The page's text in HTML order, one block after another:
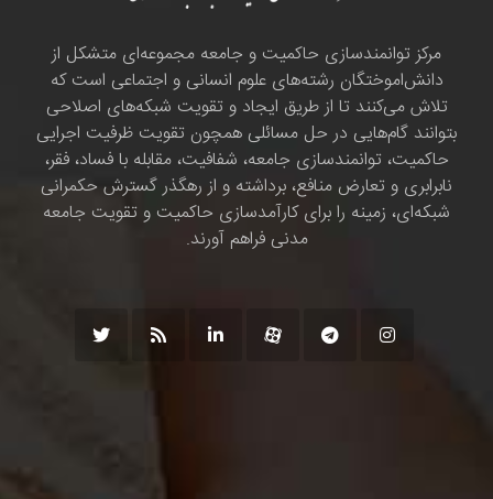
مرکز توانمندسازی حاکمیت و جامعه مجموعه‌ای متشکل از
دانش‌اموختگان رشته‌های علوم انسانی و اجتماعی است که
تلاش می‌کنند تا از طریق ایجاد و تقویت شبکه‌های اصلاحی
بتوانند گام‌هایی در حل مسائلی همچون تقویت ظرفیت اجرایی
حاکمیت، توانمندسازی جامعه، شفافیت، مقابله با فساد، فقر،
نابرابری و تعارض منافع، برداشته و از رهگذر گسترش حکمرانی
شبکه‌ای، زمینه را برای کارآمدسازی حاکمیت و تقویت جامعه
مدنی فراهم آورند.